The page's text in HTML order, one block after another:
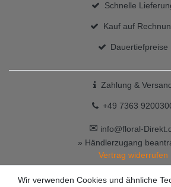
Schnelle
Kauf auf
Dauertiefpreise
Zahlung &
+49 7363
✉ info@floral-
» Händlerzugang
Vertrag widerrufen
Wir verwenden Cookies und ähnliche